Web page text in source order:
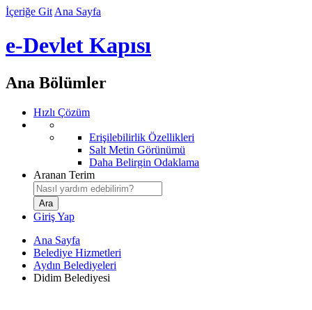
İçeriğe Git Ana Sayfa
e-Devlet Kapısı
Ana Bölümler
Hızlı Çözüm
Erişilebilirlik Özellikleri
Salt Metin Görünümü
Daha Belirgin Odaklama
Aranan Terim
Giriş Yap
Ana Sayfa
Belediye Hizmetleri
Aydın Belediyeleri
Didim Belediyesi